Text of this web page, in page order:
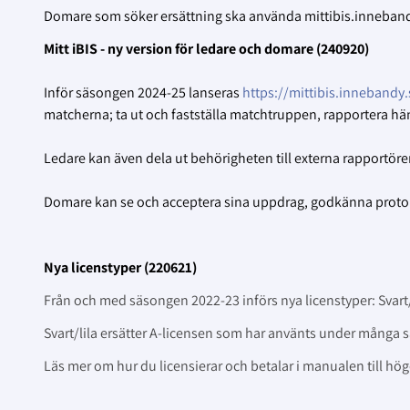
Domare som söker ersättning ska använda
Mitt iBIS - ny version för ledare och domare (240920)
Inför säsongen 2024-25 lanseras https://
matcherna; ta ut och fastställa matchtruppen, rapportera
Ledare kan även dela ut behörigheten till externa
Domare kan se och acceptera sina uppdrag, godkänna
Nya licenstyper (220621)
Från och med säsongen 2022-23 införs nya licenstyper:
Svart/lila ersätter A-licensen som har använts under många
Läs mer om hur du licensierar och betalar i manualen till